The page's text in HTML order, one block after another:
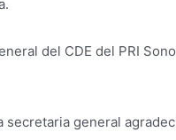
del CDE del PRI
general